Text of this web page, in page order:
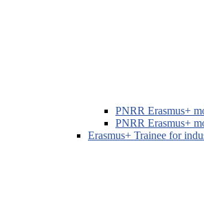
PNRR Erasmus+
PNRR Erasmus+
Erasmus+ Trainee for